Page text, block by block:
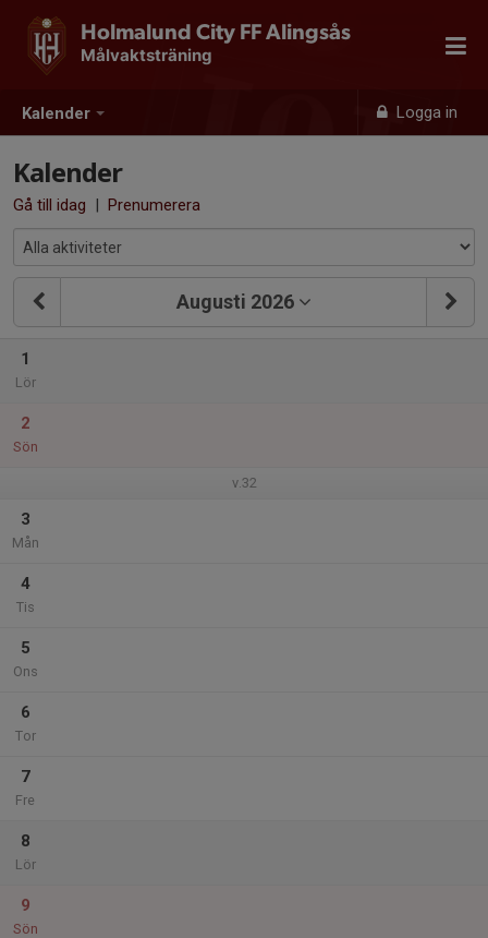
Kalender Logga in
Holmalund City FF Alingsås
Målvaktsträning
Kalender
Gå till idag | Prenumerera
Augusti 2026
1
Lör
2
Sön
v.32
3
Mån
4
Tis
5
Ons
6
Tor
7
Fre
8
Lör
9
Sön